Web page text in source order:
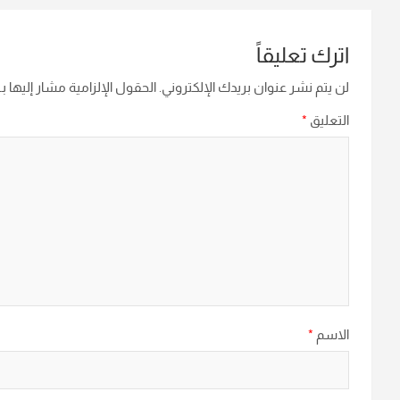
اترك تعليقاً
لن يتم نشر عنوان بريدك الإلكتروني. الحقول الإلزامية مشار إليها
التعليق *
الاسم *